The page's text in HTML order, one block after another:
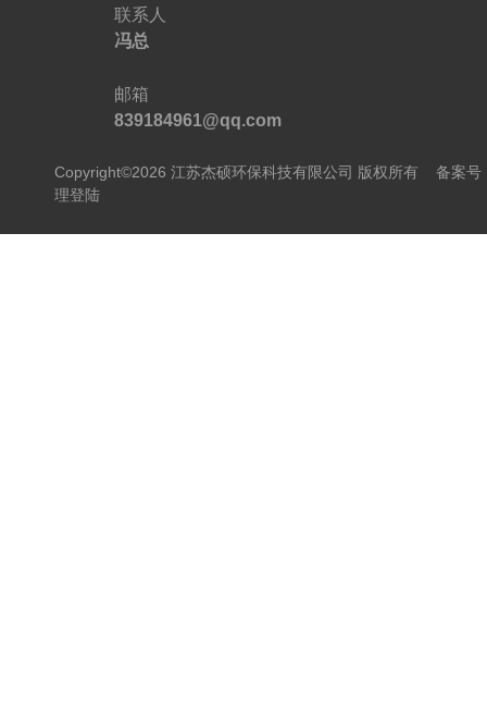
联系人
冯总
邮箱
839184961@qq.com
Copyright©2026 江苏杰硕环保科技有限公司 版权所有 备案号
理登陆